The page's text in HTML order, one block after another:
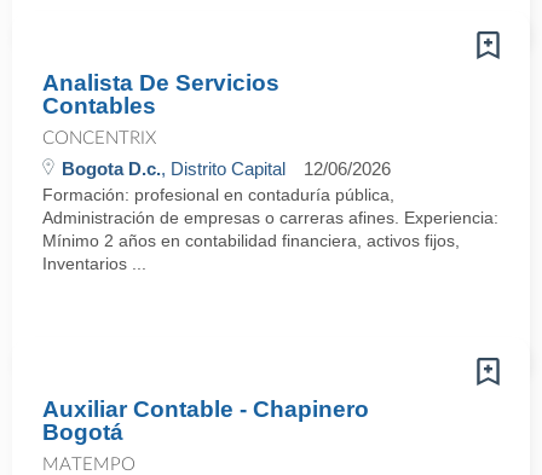
Analista De Servicios
Contables
CONCENTRIX
Bogota D.c., Distrito Capital 12/06/2026
Formación: profesional en contaduría pública,
Administración de empresas o carreras afines. Experiencia:
Mínimo 2 años en contabilidad financiera, activos fijos,
Inventarios ...
Auxiliar Contable - Chapinero
Bogotá
MATEMPO